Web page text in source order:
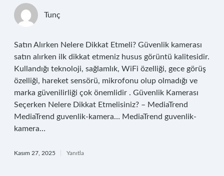
Tunç
Satın Alırken Nelere Dikkat Etmeli? Güvenlik kamerası
satın alırken ilk dikkat etmeniz husus görüntü kalitesidir.
Kullandığı teknoloji, sağlamlık, WiFi özelliği, gece görüş
özelliği, hareket sensörü, mikrofonu olup olmadığı ve
marka güvenilirliği çok önemlidir . Güvenlik Kamerası
Seçerken Nelere Dikkat Etmelisiniz? – MediaTrend
MediaTrend guvenlik-kamera… MediaTrend guvenlik-
kamera…
Kasım 27, 2025 Yanıtla